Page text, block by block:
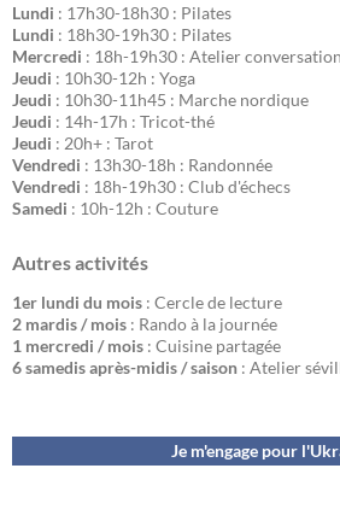
Lundi : 17h30-18h30 : Pilates
Lundi : 18h30-19h30 : Pilates
Mercredi : 18h-19h30 : Atelier
Jeudi : 10h30-12h : Yoga
Jeudi : 10h30-11h45 : Marche nordique
Jeudi : 14h-17h : Tricot-thé
Jeudi : 20h+ : Tarot
Vendredi : 13h30-18h : Randonnée
Vendredi : 18h-19h30 : Club d'échecs
Samedi : 10h-12h : Couture
Autres activités
1er lundi du mois : Cercle de lecture
2 mardis / mois : Rando à la journée
1 mercredi / mois : Cuisine partagée
6 samedis après-midis / saison : Atelier
Je m'engage pour